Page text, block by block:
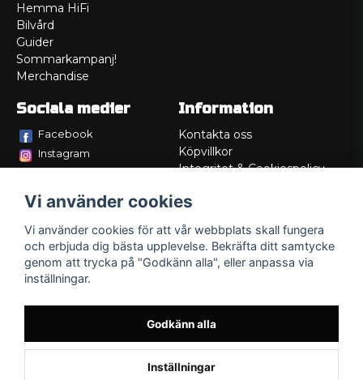
Hemma HiFi
Bilvård
Guider
Sommarkampanj!
Merchandise
Sociala medier
Facebook
Instagram
Information
Kontakta oss
Köpvillkor
Integritet & Cookiespolicy
Service/Garanti
Lådritning
Om oss
Vi använder cookies
Vi använder cookies för att vår webbplats skall fungera
och erbjuda dig bästa upplevelse. Bekräfta ditt samtycke
genom att trycka på "Godkänn alla", eller anpassa via
inställningar.
Godkänn alla
Inställningar